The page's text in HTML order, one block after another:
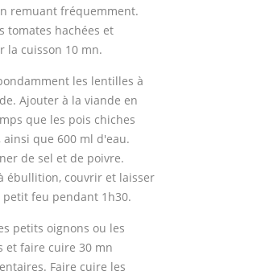
remuant fréquemment.
tomates hachées et
la cuisson 10 mn.
les lentilles à
Ajouter à la viande en
que les pois chiches
ainsi que 600 ml d'eau.
de sel et de poivre.
ébullition, couvrir et laisser
feu pendant 1h30.
petits oignons ou les
et faire cuire 30 mn
Faire cuire les